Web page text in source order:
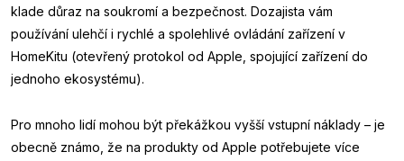
klade důraz na soukromí a bezpečnost. Dozajista vám
používání ulehčí i rychlé a spolehlivé ovládání zařízení v
HomeKitu (otevřený protokol od Apple, spojující zařízení do
jednoho ekosystému).
Pro mnoho lidí mohou být překážkou vyšší vstupní náklady – je
obecně známo, že na produkty od Apple potřebujete více